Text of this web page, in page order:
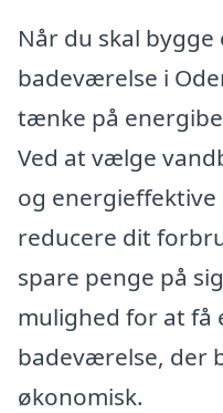
Når du skal
badeværelse i
tænke på
Ved at vælge
og
reducere dit
spare penge på
mulighed for at få
badeværelse, der
økonomisk.